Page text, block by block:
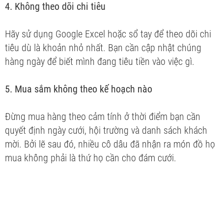
4. Không theo dõi chi tiêu
Hãy sử dụng Google Excel hoặc sổ tay để theo dõi chi
tiêu dù là khoản nhỏ nhất. Bạn cần cập nhật chúng
hàng ngày để biết mình đang tiêu tiền vào việc gì.
5. Mua sắm không theo kế hoạch nào
Đừng mua hàng theo cảm tính ở thời điểm bạn cần
quyết định ngày cưới, hội trường và danh sách khách
mời. Bởi lẽ sau đó, nhiều cô dâu đã nhận ra món đồ họ
mua không phải là thứ họ cần cho đám cưới.